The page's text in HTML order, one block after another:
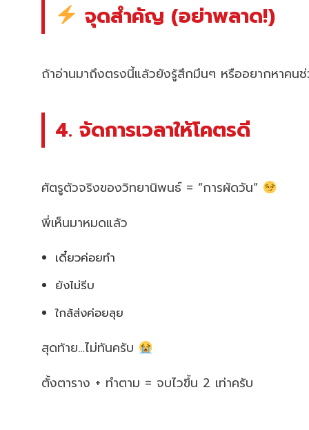
จุดสำคัญ (อย่าพลาด!)
ถ้าอ่านมาถึงตรงนี้แล้วยังรู้สึกมึนๆ หรืออยากหาคน
4. จัดการเวลาให้โคตรดี
ศัตรูตัวจริงของวิทยานิพนธ์ = “การผัดวัน”
พี่เห็นมาหมดแล้ว
เดี๋ยวค่อยทำ
ยังไม่รีบ
ใกล้ส่งค่อยลุย
สุดท้าย…ไม่ทันครับ
ตั้งตาราง + ทำตาม = จบไวขึ้น 2 เท่าครับ